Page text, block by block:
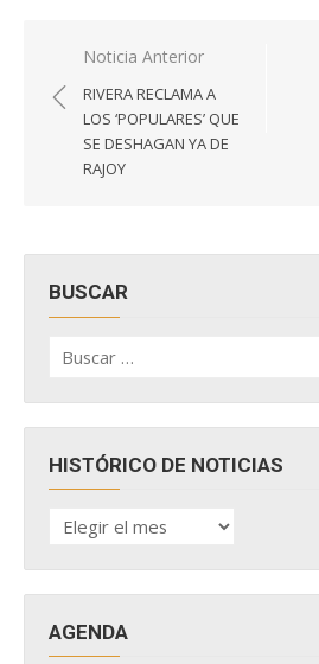
Navegación
de
entradas
Noticia Anterior
RIVERA RECLAMA A
LOS ‘POPULARES’ QUE
SE DESHAGAN YA DE
RAJOY
BUSCAR
por:
HISTÓRICO DE NOTICIAS
HISTÓRICO
DE
AGENDA